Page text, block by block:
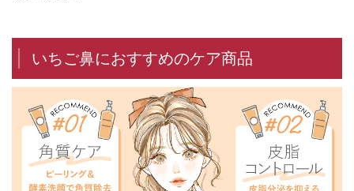
いちご鼻におすすめのケア商品